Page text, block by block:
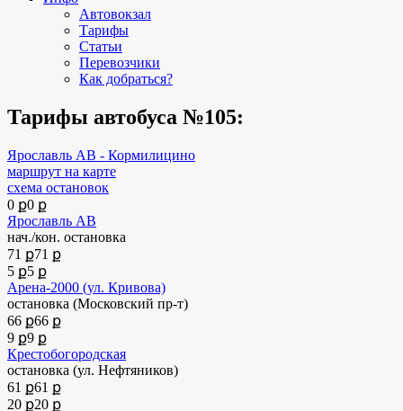
Автовокзал
Тарифы
Статьи
Перевозчики
Как добраться?
Тарифы автобуса №105:
Ярославль АВ - Кормилицино
маршрут на карте
схема остановок
0 ք0 ք
Ярославль АВ
нач./кон. остановка
71 ք71 ք
5 ք5 ք
Арена-2000 (ул. Кривова)
остановка (Московский пр-т)
66 ք66 ք
9 ք9 ք
Крестобогородская
остановка (ул. Нефтяников)
61 ք61 ք
20 ք20 ք